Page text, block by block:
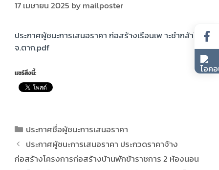
17 เมษายน 2025 bymailposter
ประกาศผู้ชนะการเสนอราคา ก่อสร้างเรือนเพ าะชำกล้าไม้
จ.ตาก.pdf
แชร์สิ่งนี้:
ประกาศชื่อผู้ชนะการเสนอราคา
ประกาศผู้ชนะการเสนอราคา ประกวดราคาจ้าง
ก่อสร้างโครงการก่อสร้างบ้านพักข้าราชการ 2 ห้องนอน